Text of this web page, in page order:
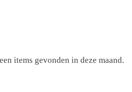
items gevonden in deze maand.